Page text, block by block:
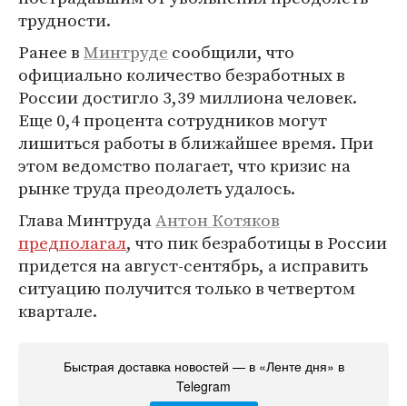
трудности.
Ранее вМинтруде сообщили, что
официально количество безработных в
России достигло 3,39 миллиона человек.
Еще 0,4 процента сотрудников могут
лишиться работы в ближайшее время. При
этом ведомство полагает, что кризис на
рынке труда преодолеть удалось.
Глава МинтрудаАнтон Котяков
предполагал, что пик безработицы в России
придется на август-сентябрь, а исправить
ситуацию получится только в четвертом
квартале.
Быстрая доставка новостей — в «Ленте дня» в
Telegram